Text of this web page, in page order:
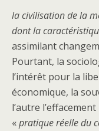
la civilisation de la
dont la
assimilant
Pourtant, la
l’intérêt pour la
économique, la
l’autre
«pratique réelle du